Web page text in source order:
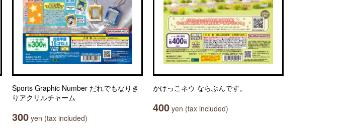
Sports Graphic Number だれでもなりき
りアクリルチャーム
300 yen (tax included)
かけっこネウ ならぶんです。
400 yen (tax included)